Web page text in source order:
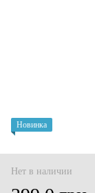
Новинка
Нет в наличии